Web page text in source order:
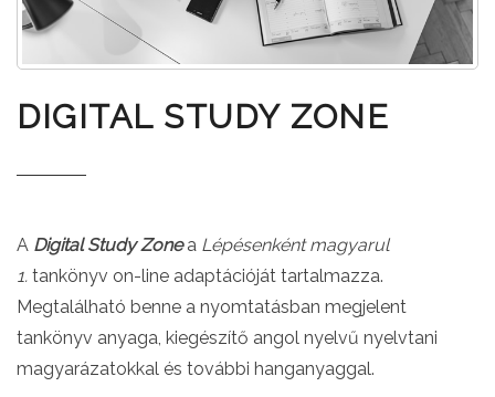
DIGITAL STUDY ZONE
A Digital Study Zonea Lépésenként magyarul
1. tankönyv on-line adaptációját tartalmazza.
Megtalálható benne a nyomtatásban megjelent
tankönyv anyaga, kiegészítő angol nyelvű nyelvtani
magyarázatokkal és további hanganyaggal.